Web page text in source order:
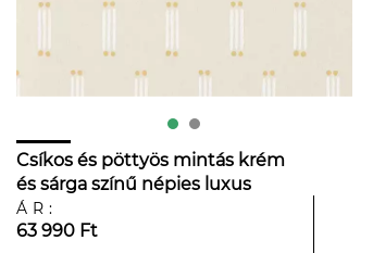
Csíkos és pöttyös mintás krém
és sárga színű népies luxus
dekor tapéta
ÁR:
63 990 Ft